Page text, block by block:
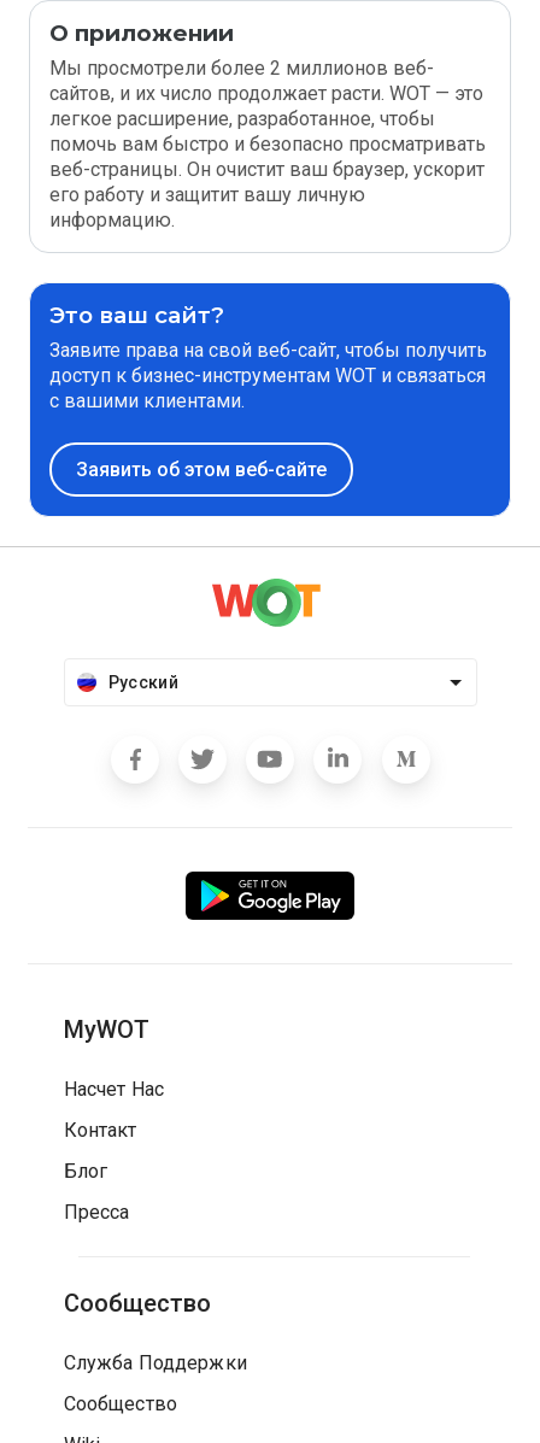
О приложении
Мы просмотрели более 2 миллионов веб-
сайтов, и их число продолжает расти. WOT — это
легкое расширение, разработанное, чтобы
помочь вам быстро и безопасно просматривать
веб-страницы. Он очистит ваш браузер, ускорит
его работу и защитит вашу личную
информацию.
Это ваш сайт?
Заявите права на свой веб-сайт, чтобы получить
доступ к бизнес-инструментам WOT и связаться
с вашими клиентами.
Заявить об этом веб-сайте
Русский
MyWOT
Насчет Нас
Контакт
Блог
Пресса
Сообщество
Служба Поддержки
Сообщество